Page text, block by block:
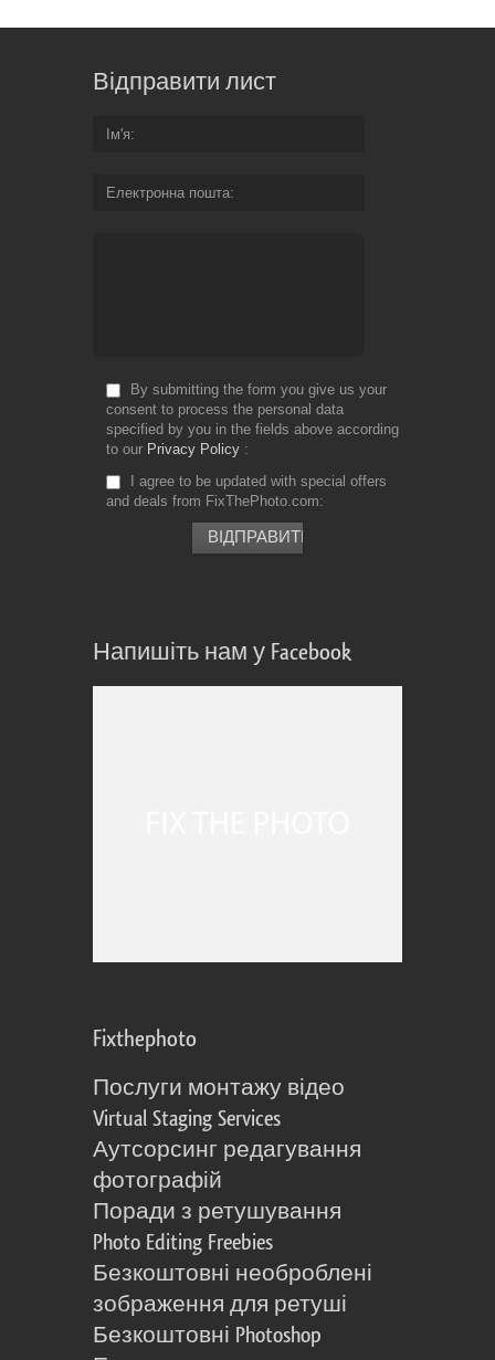
Відправити лист
Ім'я
Електронна пошта
By submitting the form you give us your
consent to process the personal data
specified by you in the fields above according
to our Privacy Policy
I agree to be updated with special offers
and deals from FixThePhoto.com
Напишіть нам у Facebook
Fixthephoto
Послуги монтажу відео
Virtual Staging Services
Аутсорсинг редагування
фотографій
Поради з ретушування
Photo Editing Freebies
Безкоштовні необроблені
зображення для ретуші
Безкоштовні Photoshop